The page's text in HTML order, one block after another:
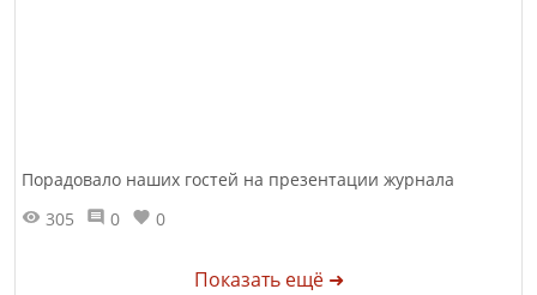
Порадовало наших гостей на презентации журнала
305
0 0
Показать ещё ➜